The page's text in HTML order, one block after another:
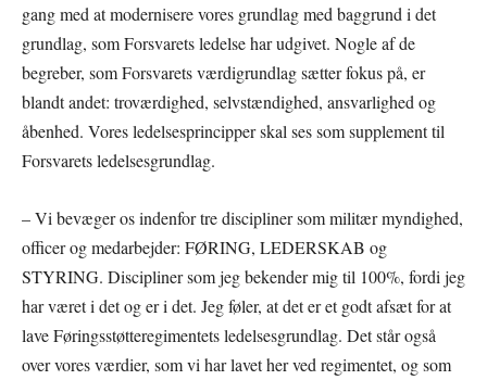
gang med at modernisere vores grundlag med baggrund i det
grundlag, som Forsvarets ledelse har udgivet. Nogle af de
begreber, som Forsvarets værdigrundlag sætter fokus på, er
blandt andet: troværdighed, selvstændighed, ansvarlighed og
åbenhed. Vores ledelsesprincipper skal ses som supplement til
Forsvarets ledelsesgrundlag.
– Vi bevæger os indenfor tre discipliner som militær myndighed,
officer og medarbejder: FØRING, LEDERSKAB og
STYRING. Discipliner som jeg bekender mig til 100%, fordi jeg
har været i det og er i det. Jeg føler, at det er et godt afsæt for at
lave Føringsstøtteregimentets ledelsesgrundlag. Det står også
over vores værdier, som vi har lavet her ved regimentet, og som